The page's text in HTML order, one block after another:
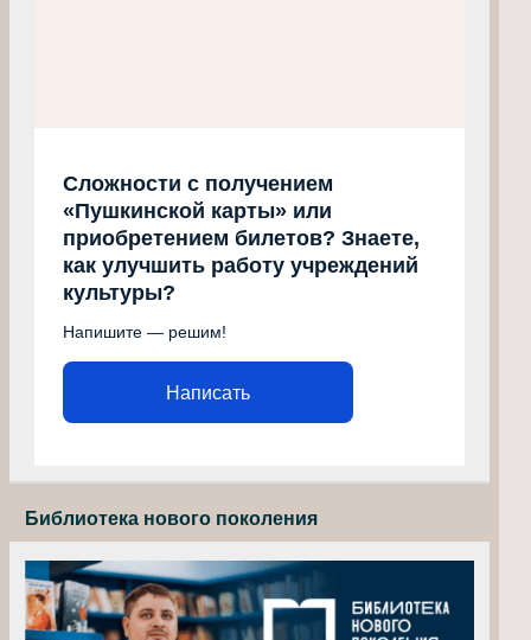
Сложности с получением
«Пушкинской карты» или
приобретением билетов? Знаете,
как улучшить работу учреждений
культуры?
Напишите — решим!
Написать
Библиотека нового поколения